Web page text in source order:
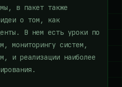
в пакет также
о том, как
В нем есть уроки по
мониторингу систем,
и реализации наиболее